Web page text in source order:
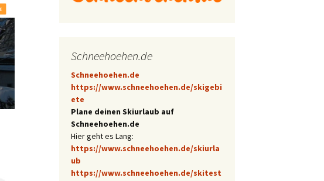
Schneehoehen.de
Schneehoehen.de
https://www.schneehoehen.de/skigebi
ete
Plane deinen Skiurlaub auf
Schneehoehen.de
Hier geht es Lang:
https://www.schneehoehen.de/skiurla
ub
https://www.schneehoehen.de/skitest